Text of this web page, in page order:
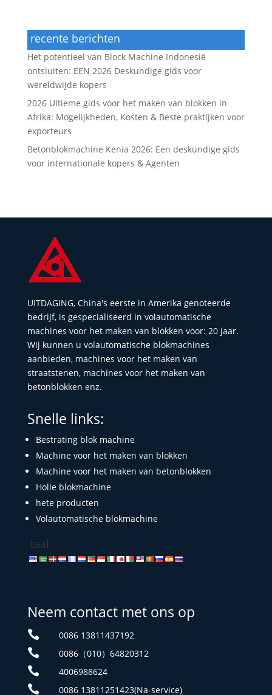
recente berichten
Het potentieel van Block Machine Indonesië
ontsluiten: EEN 2026 Deskundige gids voor
wereldwijde kopers
2026 Ultieme gids voor het maken van blokken in
Afrika: Mogelijkheden, Kosten & Beste praktijken voor
exporteurs
Betonblokmachine Kenia 2026: Een deskundige gids
voor internationale kopers & Agenten
UITDAGING, China's eerste in Amerika genoteerde
bedrijf, is gespecialiseerd in volautomatische
machines voor het maken van blokken voor: 20 jaar.
Wij kunnen u volautomatische blokmachines
aanbieden, machines voor het maken van
straatstenen, machines voor het maken van
betonblokken enz.
Snelle links:
Bestrating blok machine
Machine voor het maken van blokken
Machine voor het maken van betonblokken
Holle blokmachine
hete producten
Volautomatische blokmachine
taal:
Neem contact met ons op
 0086 13811437192
 0086（010）64820312
 4006988624
 0086 13811251423(Na-service)